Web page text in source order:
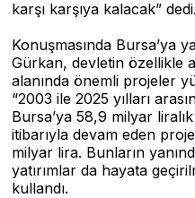
karşı karşıya kalacak” dedi.
Konuşmasında Bursa’ya
Gürkan, devletin özellikle
alanında önemli projeler
“2003 ile 2025 yılları
Bursa’ya 58,9 milyar liralık
itibarıyla devam eden
milyar lira. Bunların
yatırımlar da hayata
kullandı.